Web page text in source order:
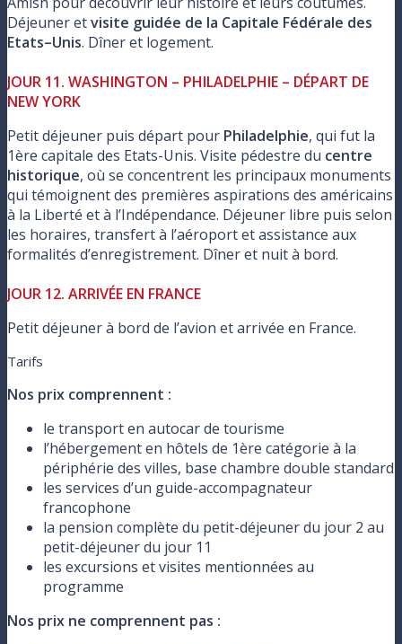
Déjeuner etvisite guidée de la Capitale Fédérale des
Etats–Unis. Dîner et logement.
JOUR 11. WASHINGTON – PHILADELPHIE – DÉPART DE
NEW YORK
Petit déjeuner puis départ pour Philadelphie, qui fut la
1ère capitale des Etats-Unis. Visite pédestre du centre
historique, où se concentrent les principaux monuments
qui témoignent des premières aspirations des américains
à la Liberté et à l’Indépendance. Déjeuner libre puis selon
les horaires, transfert à l’aéroport et assistance aux
formalités d’enregistrement. Dîner et nuit à bord.
JOUR 12. ARRIVÉE EN FRANCE
Petit déjeuner à bord de l’avion et arrivée en France.
Tarifs
Nos prix comprennent :
le transport en autocar de tourisme
l’hébergement en hôtels de 1ère catégorie à la
périphérie des villes, base chambre double standard
les services d’un guide-accompagnateur
francophone
la pension complète du petit-déjeuner du jour 2 au
petit-déjeuner du jour 11
les excursions et visites mentionnées au
programme
Nos prix ne comprennent pas :